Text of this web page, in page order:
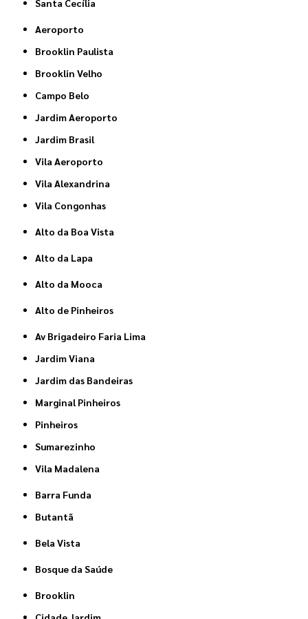
Santa Cecília
Aeroporto
Brooklin Paulista
Brooklin Velho
Campo Belo
Jardim Aeroporto
Jardim Brasil
Vila Aeroporto
Vila Alexandrina
Vila Congonhas
Alto da Boa Vista
Alto da Lapa
Alto da Mooca
Alto de Pinheiros
Av Brigadeiro Faria Lima
Jardim Viana
Jardim das Bandeiras
Marginal Pinheiros
Pinheiros
Sumarezinho
Vila Madalena
Barra Funda
Butantã
Bela Vista
Bosque da Saúde
Brooklin